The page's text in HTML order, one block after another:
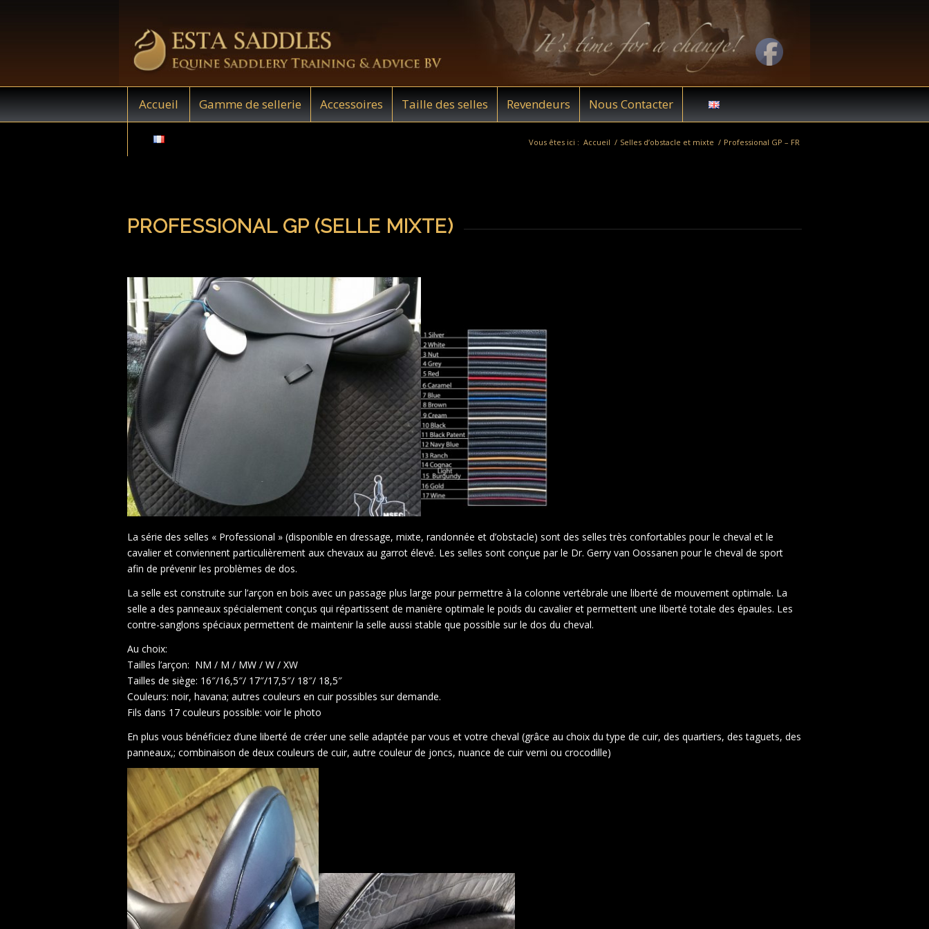
Accueil Gamme de sellerie Accessoires Taille des selles Revendeurs Nous Contacter
Vous êtes ici : Accueil / Selles d’obstacle et mixte / Professional GP – FR
PROFESSIONAL GP (SELLE MIXTE)
La série des selles « Professional » (disponible en dressage, mixte, randonnée et d’obstacle) sont des selles très confortables pour le cheval et le
cavalier et conviennent particulièrement aux chevaux au garrot élevé. Les selles sont conçue par le Dr. Gerry van Oossanen pour le cheval de sport
afin de prévenir les problèmes de dos.
La selle est construite sur l’arçon en bois avec un passage plus large pour permettre à la colonne vertébrale une liberté de mouvement optimale. La
selle a des panneaux spécialement conçus qui répartissent de manière optimale le poids du cavalier et permettent une liberté totale des épaules. Les
contre-sanglons spéciaux permettent de maintenir la selle aussi stable que possible sur le dos du cheval.
Au choix:
Tailles l’arçon: NM / M / MW / W / XW
Tailles de siège: 16″/16,5″/ 17″/17,5″/ 18″/ 18,5″
Couleurs: noir, havana; autres couleurs en cuir possibles sur demande.
Fils dans 17 couleurs possible: voir le photo
En plus vous bénéficiez d’une liberté de créer une selle adaptée par vous et votre cheval (grâce au choix du type de cuir, des quartiers, des taguets, des
panneaux,; combinaison de deux couleurs de cuir, autre couleur de joncs, nuance de cuir verni ou crocodille)